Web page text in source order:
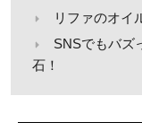
リファのオイ
SNSでもバズ
石！